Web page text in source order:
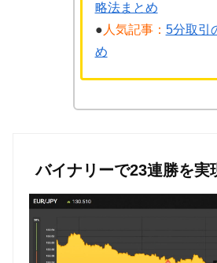
略法まとめ
● 人気記事： 5分取引
め
バイナリーで23連勝を実